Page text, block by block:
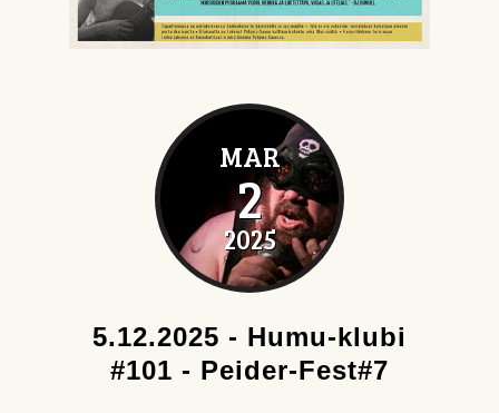
MAR
2
2025
5.12.2025 - Humu-klubi
#101 - Peider-Fest#7